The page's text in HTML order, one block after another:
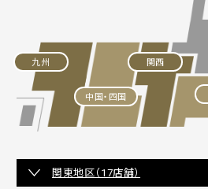
関西
中国・四国
九州
関東地区（17店舗）